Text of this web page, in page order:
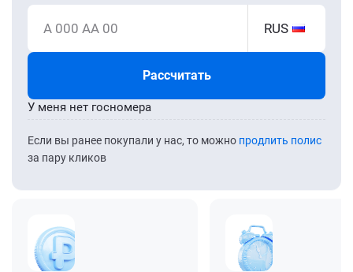
А 000 АА 00 RUS
Рассчитать
Если вы ранее покупали у нас, то можно продлить полис
за пару кликов
У меня нет госномера